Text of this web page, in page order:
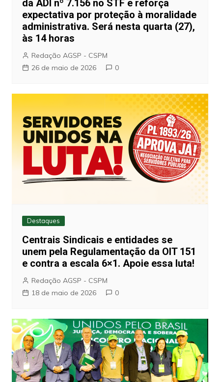
da ADI nº 7.156 no STF e reforça
expectativa por proteção à moralidade
administrativa. Será nesta quarta (27),
às 14 horas
Redação AGSP - CSPM
26 de maio de 2026
0
Destaques
Centrais Sindicais e entidades se
unem pela Regulamentação da OIT 151
e contra a escala 6×1. Apoie essa luta!
Redação AGSP - CSPM
18 de maio de 2026
0